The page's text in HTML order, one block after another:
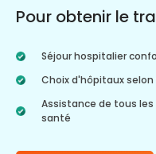
Pour obtenir le
Séjour hospitalier
Choix d'hôpitaux
Assistance de tous
santé